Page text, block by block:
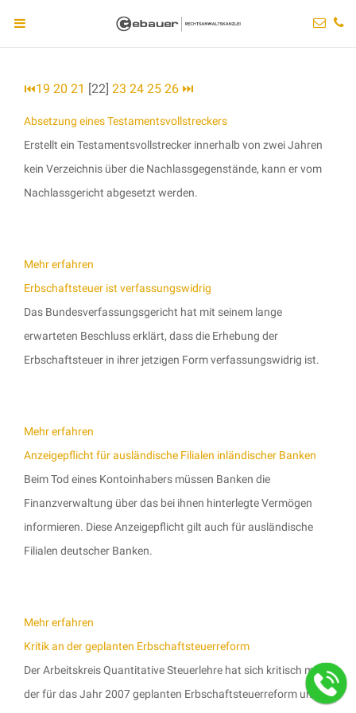
⏮19 20 21 [22] 23 24 25 26 ⏭
Absetzung eines Testamentsvollstreckers
Erstellt ein Testamentsvollstrecker innerhalb von zwei Jahren
kein Verzeichnis über die Nachlassgegenstände, kann er vom
Nachlassgericht abgesetzt werden.
Mehr erfahren
Erbschaftsteuer ist verfassungswidrig
Das Bundesverfassungsgericht hat mit seinem lange
erwarteten Beschluss erklärt, dass die Erhebung der
Erbschaftsteuer in ihrer jetzigen Form verfassungswidrig ist.
Mehr erfahren
Anzeigepflicht für ausländische Filialen inländischer Banken
Beim Tod eines Kontoinhabers müssen Banken die
Finanzverwaltung über das bei ihnen hinterlegte Vermögen
informieren. Diese Anzeigepflicht gilt auch für ausländische
Filialen deutscher Banken.
Mehr erfahren
Kritik an der geplanten Erbschaftsteuerreform
Der Arbeitskreis Quantitative Steuerlehre hat sich kritisch mit
der für das Jahr 2007 geplanten Erbschaftsteuerreform und